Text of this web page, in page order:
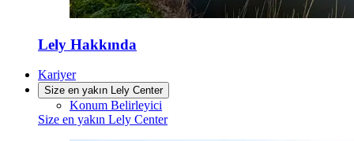
Lely Hakkında
Kariyer
Size en yakın Lely Center
Konum Belirleyici
Size en yakın Lely Center